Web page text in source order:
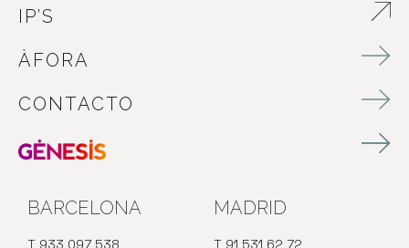
IP’S
ÀFORA
CONTACTO
BARCELONA MADRID